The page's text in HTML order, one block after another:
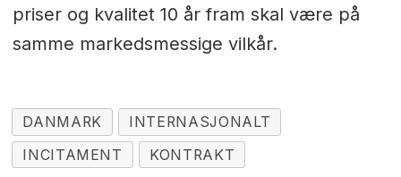
priser og kvalitet 10 år fram skal være på
samme markedsmessige vilkår.
DANMARK
INTERNASJONALT
INCITAMENT
KONTRAKT